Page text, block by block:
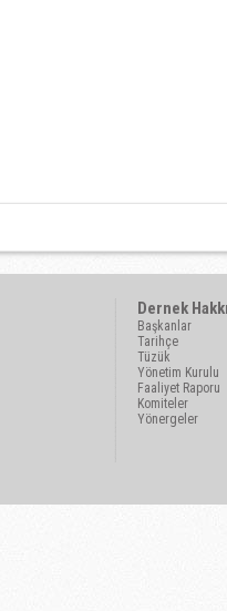
Dernek
Başkanlar
Tarihçe
Tüzük
Yönetim Kurulu
Faaliyet Raporu
Komiteler
Yönergeler